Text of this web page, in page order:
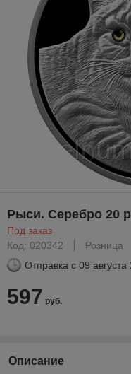
Рыси. Серебро 20
Под заказ
Код: 020342
Розница
Отправка с 09 августа
597 руб.
Описание